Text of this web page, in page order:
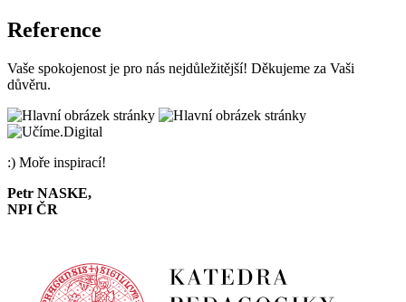
Reference
Vaše spokojenost je pro nás nejdůležitější! Děkujeme za Vaši
důvěru.
:) Moře inspirací!
Petr NASKE,
NPI ČR